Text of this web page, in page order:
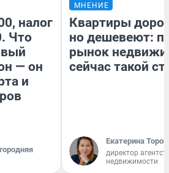
налог
Что
— он
и
МНЕНИЕ
Квартиры
но дешевеют:
рынок
сейчас такой
Екатерина
директор
недвижимости